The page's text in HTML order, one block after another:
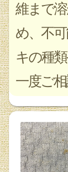
維まで
め、不
キの種
一度ご相